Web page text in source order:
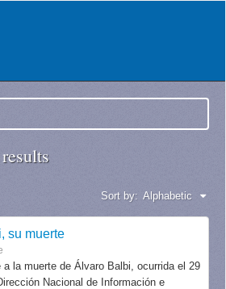
Sort by: Alphabetic
su muerte
a la muerte de Álvaro Balbi, ocurrida el 29
Nacional de Información e